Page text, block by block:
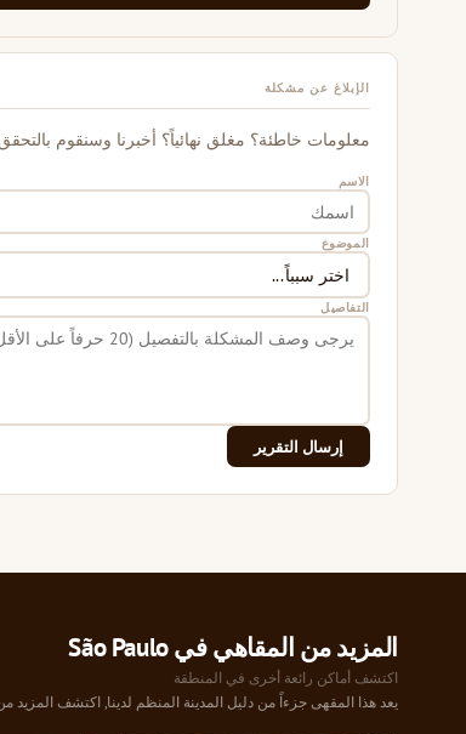
الإبلاغ عن مشكلة
معلومات خاطئة؟ مغلق نهائياً؟ أخبرنا وسنقوم
الاسم
الموضوع
التفاصيل
إرسال التقرير
المزيد من المقاهي في São Paulo
اكتشف أماكن رائعة أخرى في المنطقة
يعد هذا المقهى جزءاً من دليل المدينة المنظم لدينا, اكتشف المزيد